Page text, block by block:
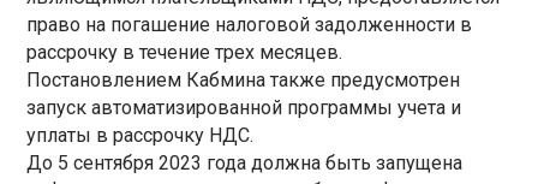
право на погашение налоговой задолженности в
рассрочку в течение трех месяцев.
Постановлением Кабмина также предусмотрен
запуск автоматизированной программы учета и
уплаты в рассрочку НДС.
До 5 сентября 2023 года должна быть запущена